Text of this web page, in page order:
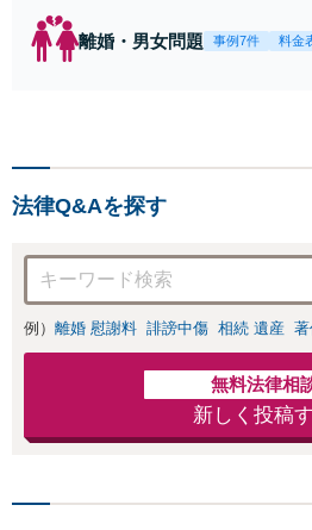
離婚・男女問題 事例7件 料金
法律Q&Aを探す
例） 離婚 慰謝料 誹謗中傷 相続 遺産
無料法律相
新しく投稿